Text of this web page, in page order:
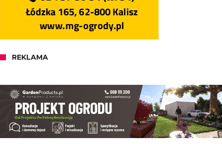
REKLAMA